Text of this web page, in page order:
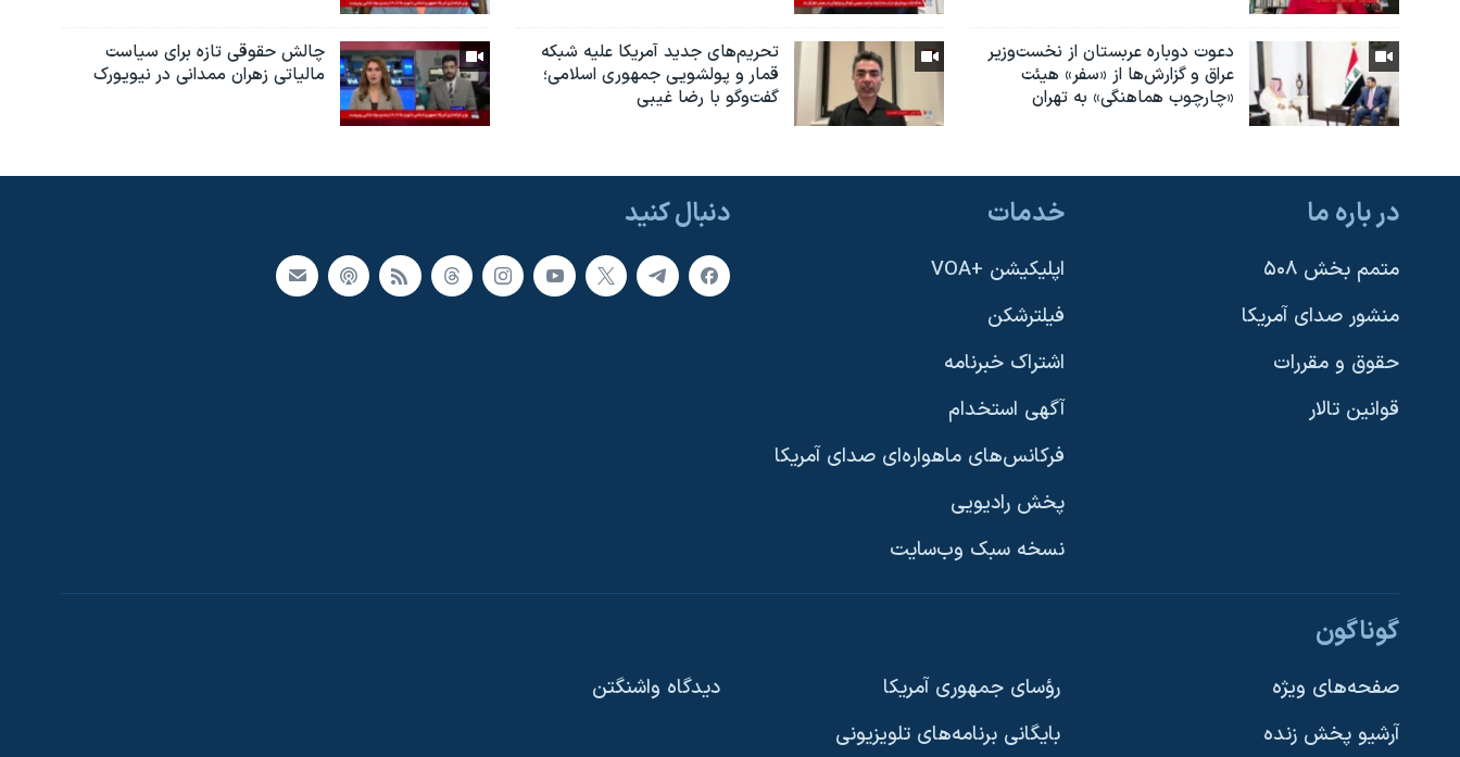
دنبال کنید
زبانهای مختلف
دعوت دوباره عربستان از نخست‌وزیر
عراق و گزارش‌ها از «سفر» هیئت
«چارچوب هماهنگی» به تهران
تحریم‌های جدید آمریکا علیه شبکه
قمار و پولشویی جمهوری اسلامی؛
گفت‌وگو با رضا غیبی
چالش حقوقی تازه برای سیاست
مالیاتی زهران ممدانی در نیویورک
دنبال کنید در باره ما
متمم بخش ۵۰۸
منشور صدای آمریکا
حقوق و مقررات
قوانین تالار
خدمات
اپلیکیشن +VOA
فیلترشکن
اشتراک خبرنامه
آگهی استخدام
فرکانس‌های ماهواره‌ای صدای آمریکا
پخش رادیویی
نسخه سبک وب‌سایت
گوناگون
صفحه‌های ویژه
آرشیو پخش زنده
رؤسای جمهوری آمریکا
بایگانی برنامه‌های تلویزیونی
دیدگاه‌ واشنگتن